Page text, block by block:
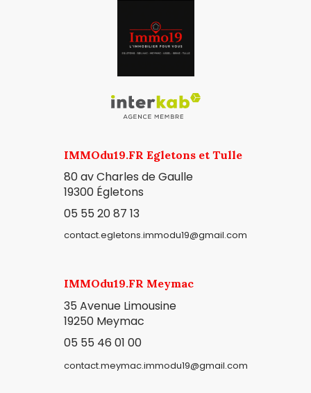
IMMOdu19.FR Egletons et Tulle
80 av Charles de Gaulle
19300 Égletons
05 55 20 87 13
contact.egletons.immodu19@gmail.com
IMMOdu19.FR Meymac
35 Avenue Limousine
19250 Meymac
05 55 46 01 00
contact.meymac.immodu19@gmail.com